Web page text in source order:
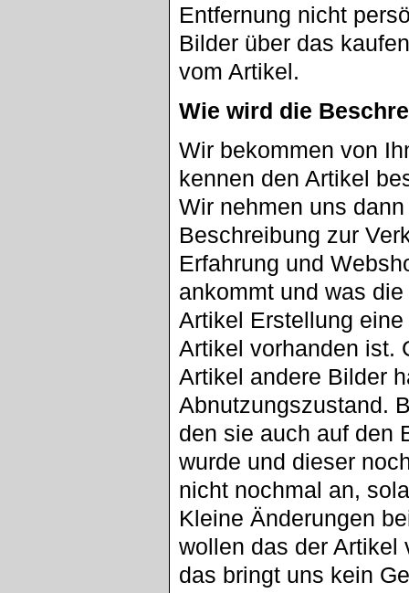
Entfernung nicht
Bilder über das
vom Artikel.
Wie wird die
Wir bekommen von
kennen den Artikel
Wir nehmen uns
Beschreibung zur
Erfahrung und
ankommt und was
Artikel Erstellung
Artikel vorhanden ist.
Artikel andere Bilder
Abnutzungszustand.
den sie auch auf den
wurde und dieser
nicht nochmal an,
Kleine Änderungen
wollen das der Artikel
das bringt uns kein